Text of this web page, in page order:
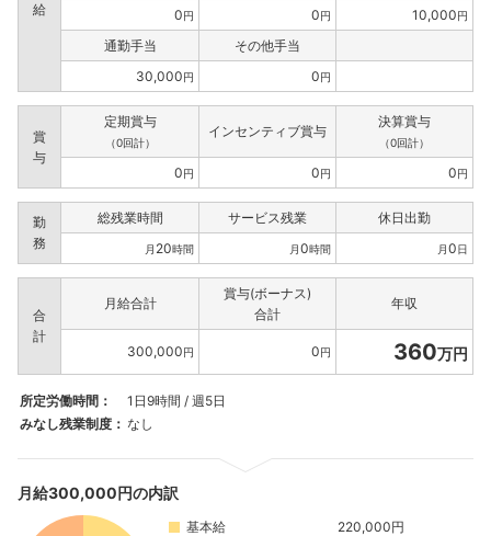
給
0円 0円 10,000円
通勤手当
その他手当
30,000円 0円
賞
与
定期賞与
（0回計）
インセンティブ賞与
決算賞与
（0回計）
0円 0円 0円
勤
務
総残業時間 サービス残業 休日出勤
月 20時間 月0時間 月0日
合
計
月給合計
賞与(ボーナス)
合計
年収
300,000円 0円 360万円
所定労働時間：
1日9時間 / 週5日
みなし残業制度： なし
月給300,000円の内訳
基本給
220,000円